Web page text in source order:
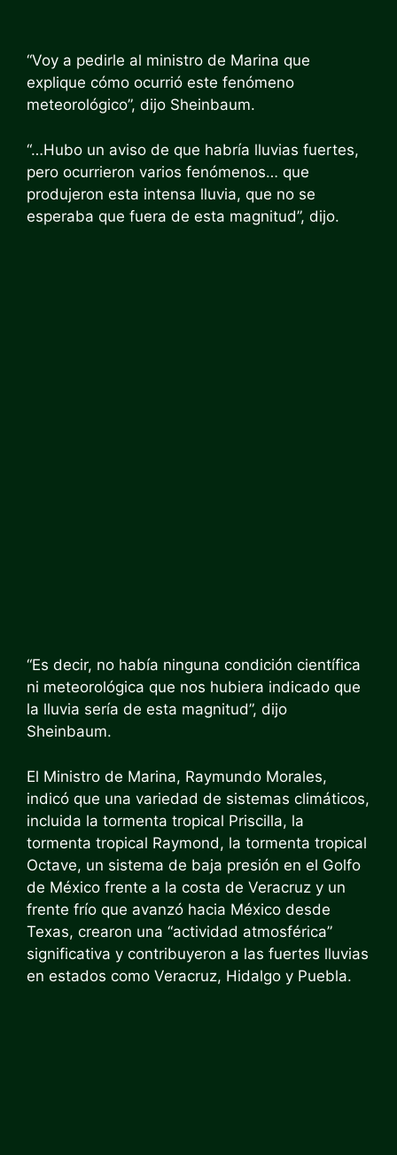
“Voy a pedirle al ministro de Marina que
explique cómo ocurrió este fenómeno
meteorológico”, dijo Sheinbaum.
“…Hubo un aviso de que habría lluvias fuertes,
pero ocurrieron varios fenómenos… que
produjeron esta intensa lluvia, que no se
esperaba que fuera de esta magnitud”, dijo.
“Es decir, no había ninguna condición científica
ni meteorológica que nos hubiera indicado que
la lluvia sería de esta magnitud”, dijo
Sheinbaum.
El Ministro de Marina, Raymundo Morales,
indicó que una variedad de sistemas climáticos,
incluida la tormenta tropical Priscilla, la
tormenta tropical Raymond, la tormenta tropical
Octave, un sistema de baja presión en el Golfo
de México frente a la costa de Veracruz y un
frente frío que avanzó hacia México desde
Texas, crearon una “actividad atmosférica”
significativa y contribuyeron a las fuertes lluvias
en estados como Veracruz, Hidalgo y Puebla.